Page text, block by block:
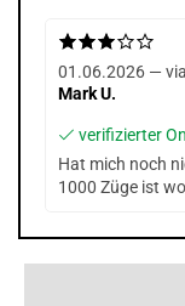
01.06.2026 — via
Mark U.
verifizierter
Hat mich noch
1000 Züge ist